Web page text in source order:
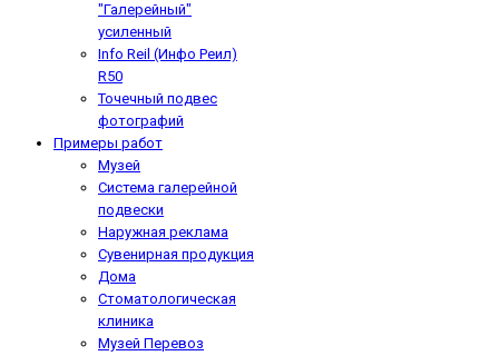
"Галерейный"
усиленный
Info Reil (Инфо Реил)
R50
Точечный подвес
фотографий
Примеры работ
Музей
Система галерейной
подвески
Наружная реклама
Сувенирная продукция
Дома
Стоматологическая
клиника
Музей Перевоз